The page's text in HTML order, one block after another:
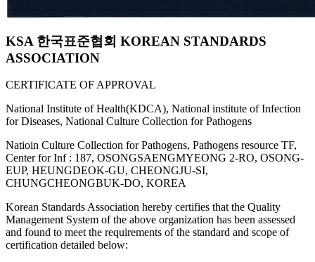
KSA 한국표준협회 KOREAN STANDARDS
ASSOCIATION
CERTIFICATE OF APPROVAL
National Institute of Health(KDCA), National institute of Infection
for Diseases, National Culture Collection for Pathogens
Natioin Culture Collection for Pathogens, Pathogens resource TF,
Center for Inf : 187, OSONGSAENGMYEONG 2-RO, OSONG-
EUP, HEUNGDEOK-GU, CHEONGJU-SI,
CHUNGCHEONGBUK-DO, KOREA
Korean Standards Association hereby certifies that the Quality
Management System of the above organization has been assessed
and found to meet the requirements of the standard and scope of
certification detailed below: